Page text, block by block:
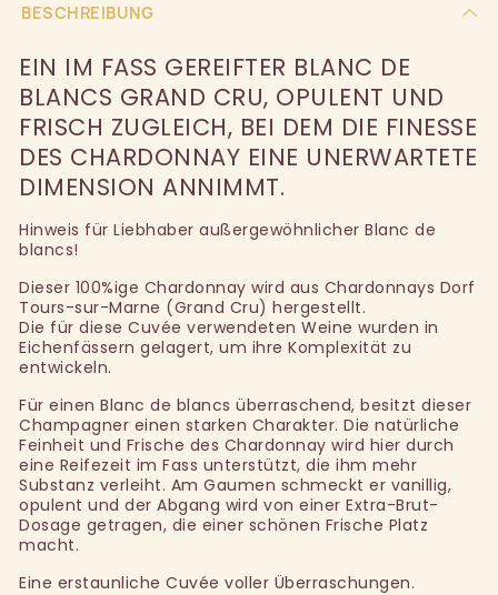
BESCHREIBUNG
EIN IM FASS GEREIFTER BLANC DE
BLANCS GRAND CRU, OPULENT UND
FRISCH ZUGLEICH, BEI DEM DIE FINESSE
DES CHARDONNAY EINE UNERWARTETE
DIMENSION ANNIMMT.
Hinweis für Liebhaber außergewöhnlicher Blanc de
blancs!
Dieser 100%ige Chardonnay wird aus Chardonnays Dorf
Tours-sur-Marne (Grand Cru) hergestellt.
Die für diese Cuvée verwendeten Weine wurden in
Eichenfässern gelagert, um ihre Komplexität zu
entwickeln.
Für einen Blanc de blancs überraschend, besitzt dieser
Champagner einen starken Charakter. Die natürliche
Feinheit und Frische des Chardonnay wird hier durch
eine Reifezeit im Fass unterstützt, die ihm mehr
Substanz verleiht. Am Gaumen schmeckt er vanillig,
opulent und der Abgang wird von einer Extra-Brut-
Dosage getragen, die einer schönen Frische Platz
macht.
Eine erstaunliche Cuvée voller Überraschungen.